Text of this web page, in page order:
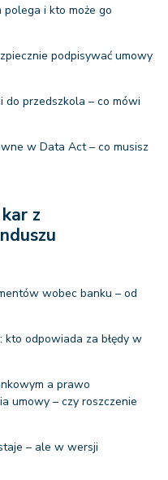
i kto może go
podpisywać umowy
do przedszkola – co mówi
w Data Act – co musisz
z
wobec banku – od
odpowiada za błędy w
a prawo
umowy – czy roszczenie
– ale w wersji